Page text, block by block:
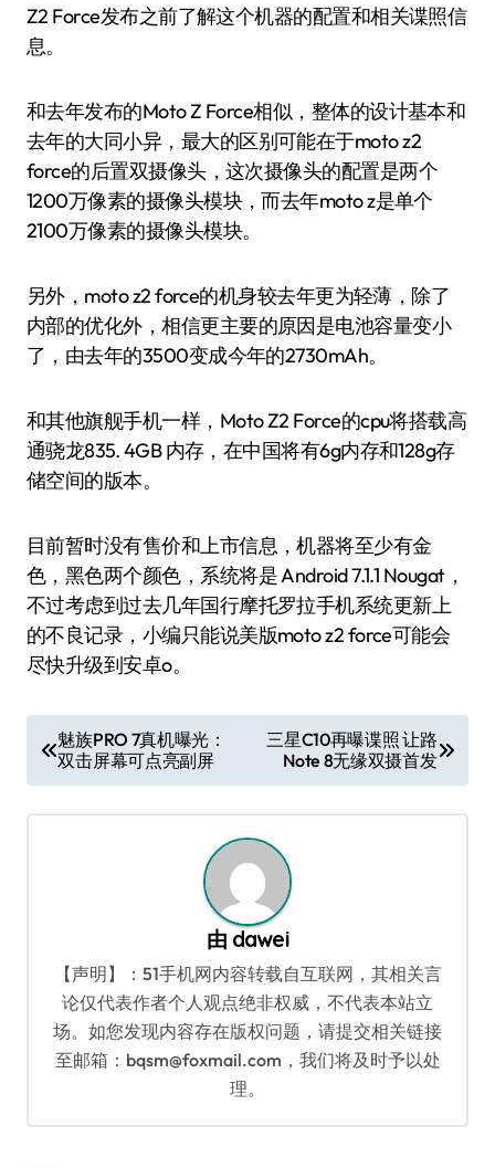
Z2 Force发布之前了解这个机器的配置和相关谍照信
息。
和去年发布的Moto Z Force相似，整体的设计基本和
去年的大同小异，最大的区别可能在于moto z2
force的后置双摄像头，这次摄像头的配置是两个
1200万像素的摄像头模块，而去年moto z是单个
2100万像素的摄像头模块。
另外，moto z2 force的机身较去年更为轻薄，除了
内部的优化外，相信更主要的原因是电池容量变小
了，由去年的3500变成今年的2730mAh。
和其他旗舰手机一样，Moto Z2 Force的cpu将搭载高
通骁龙835. 4GB 内存，在中国将有6g内存和128g存
储空间的版本。
目前暂时没有售价和上市信息，机器将至少有金
色，黑色两个颜色，系统将是 Android 7.1.1 Nougat，
不过考虑到过去几年国行摩托罗拉手机系统更新上
的不良记录，小编只能说美版moto z2 force可能会
尽快升级到安卓o。
章
导
魅族PRO 7真机曝光：
双击屏幕可点亮副屏
三星C10再曝谍照 让路
Note 8无缘双摄首发
由 dawei
【声明】：51手机网内容转载自互联网，其相关言
论仅代表作者个人观点绝非权威，不代表本站立
场。如您发现内容存在版权问题，请提交相关链接
至邮箱：bqsm@foxmail.com，我们将及时予以处
理。